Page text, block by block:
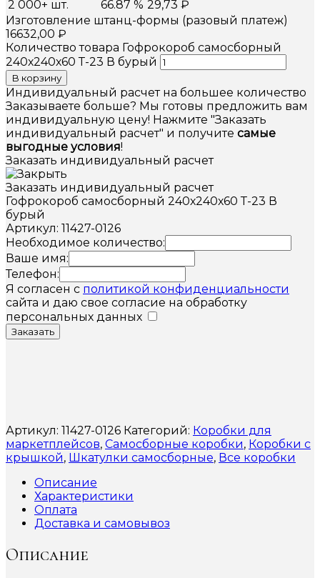
2 000+ шт.
66.87 % 29,73 ₽
Изготовление штанц-формы (разовый платеж)
16632,00 ₽
Количество товара Гофрокороб самосборный
240х240х60 Т-23 В бурый
В корзину
Индивидуальный расчет на большее количество
Заказываете больше? Мы готовы предложить вам
индивидуальную цену! Нажмите "Заказать
индивидуальный расчет" и получите самые
выгодные условия!
Заказать индивидуальный расчет
Заказать индивидуальный расчет
Гофрокороб самосборный 240х240х60 Т-23 В
бурый
Артикул: 11427-0126
Необходимое количество:
Ваше имя:
Телефон:
Я согласен с политикой конфиденциальности
сайта и даю свое согласие на обработку
персональных данных
Заказать
Артикул: 11427-0126 Категорий: Коробки для
маркетплейсов, Самосборные коробки, Коробки с
крышкой, Шкатулки самосборные, Все коробки
Описание
Характеристики
Оплата
Доставка и самовывоз
Описание